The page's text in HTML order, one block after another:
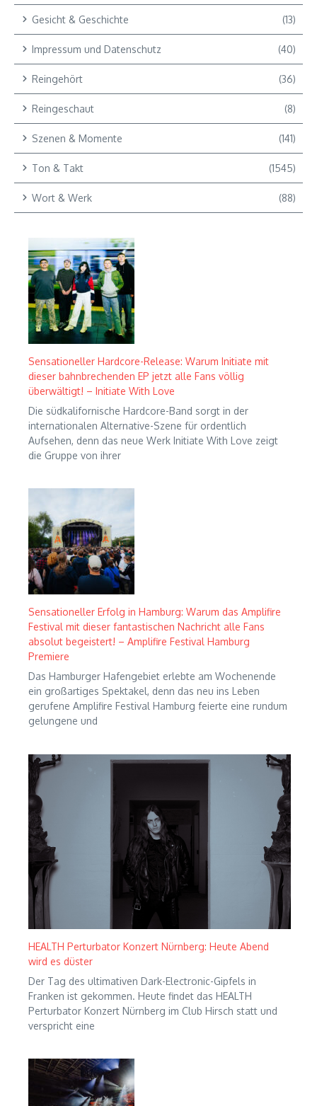
Gesicht & Geschichte (13)
Impressum und Datenschutz (40)
Reingehört (36)
Reingeschaut (8)
Szenen & Momente (141)
Ton & Takt (1545)
Wort & Werk (88)
Sensationeller Hardcore-Release: Warum Initiate mit
dieser bahnbrechenden EP jetzt alle Fans völlig
überwältigt! – Initiate With Love
Die südkalifornische Hardcore-Band sorgt in der
internationalen Alternative-Szene für ordentlich
Aufsehen, denn das neue Werk Initiate With Love zeigt
die Gruppe von ihrer
Sensationeller Erfolg in Hamburg: Warum das Amplifire
Festival mit dieser fantastischen Nachricht alle Fans
absolut begeistert! – Amplifire Festival Hamburg
Premiere
Das Hamburger Hafengebiet erlebte am Wochenende
ein großartiges Spektakel, denn das neu ins Leben
gerufene Amplifire Festival Hamburg feierte eine rundum
gelungene und
HEALTH Perturbator Konzert Nürnberg: Heute Abend
wird es düster
Der Tag des ultimativen Dark-Electronic-Gipfels in
Franken ist gekommen. Heute findet das HEALTH
Perturbator Konzert Nürnberg im Club Hirsch statt und
verspricht eine